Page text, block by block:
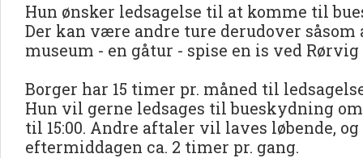
Hun ønsker ledsagelse til at komme til
Der kan være andre ture derudover
museum - en gåtur - spise en is ved
Borger har 15 timer pr. måned til
Hun vil gerne ledsages til bueskydning
til 15:00. Andre aftaler vil laves løbende,
eftermiddagen ca. 2 timer pr. gang.